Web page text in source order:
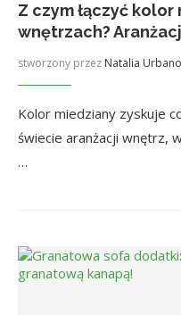
Z czym łączyć
wnętrzach?
stworzony przez Natalia
Kolor miedziany zyskuje
świecie aranżacji wnętrz,
…